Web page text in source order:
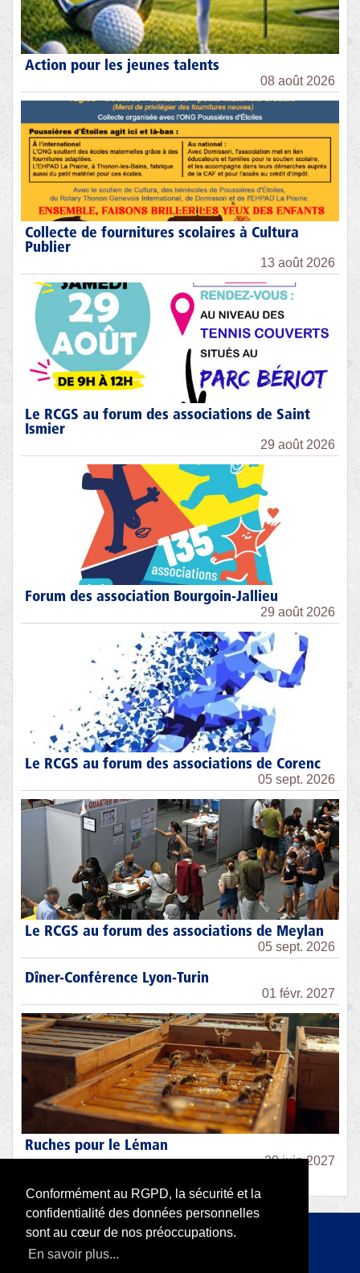
Conformément au RGPD, la sécurité et la
confidentialité des données personnelles
sont au cœur de nos préoccupations.
En savoir plus...
Action pour les jeunes talents
08 août 2026
Collecte de fournitures scolaires à Cultura
Publier
13 août 2026
Le RCGS au forum des associations de Saint
Ismier
29 août 2026
Forum des association Bourgoin-Jallieu
29 août 2026
Le RCGS au forum des associations de Corenc
05 sept. 2026
Le RCGS au forum des associations de Meylan
05 sept. 2026
Dîner-Conférence Lyon-Turin
01 févr. 2027
Ruches pour le Léman
30 juin 2027
Copyright 2026 par RODI Platform